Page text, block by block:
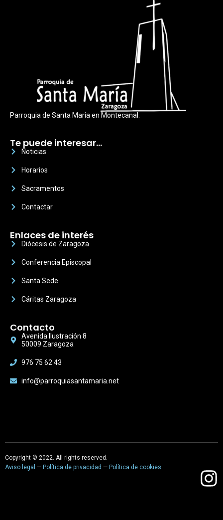
Parroquia de Santa Maria en Montecanal.
Te puede interesar…
Noticias
Horarios
Sacramentos
Contactar
Enlaces de interés
Diócesis de Zaragoza
Conferencia Episcopal
Santa Sede
Cáritas Zaragoza
Contacto
Avenida Ilustración 8
50009 Zaragoza
976 75 62 43
info@parroquiasantamaria.net
Copyright © 2022. All rights reserved.
Aviso legal — Política de privacidad — Política de cookies